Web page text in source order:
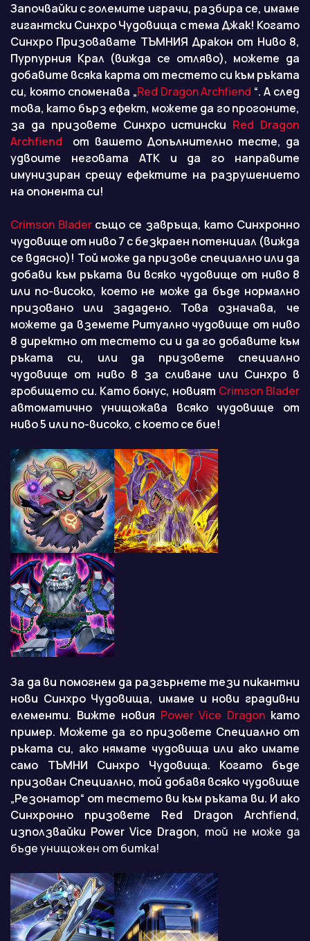
Започвайки с големите играчи, разбира се, имаме
гигантски Синхро Чудовища с тема Джак! Когато
Синхро Призовавате ТЪМНИЯ Дракон от Ниво 8,
Пурпурния Крал (вижда се отляво), можете да
добавите всяка карта от тестето си към ръката
си, която споменава „Red Dragon Archfiend “. А след
това, като бърз ефект, можете да го прогоните,
за да призовете Синхро истински Red Dragon
Archfiend
от вашето Допълнително тесте, да
удвоите неговата ATK и да го направите
имунизиран срещу ефектите на разрушението
на опонента си!
Crimson Bladerсъщо се завръща, като Синхронно
чудовище от ниво 7 с безкраен потенциал (вижда
се вдясно)! Той може да призове специално или да
добави към ръката ви всяко чудовище от ниво 8
или по-високо, което не може да бъде нормално
призовано или зададено. Това означава, че
можете да вземете Ритуално чудовище от ниво
8 директно от тестето си и да го добавите към
ръката си, или да призовете специално
чудовище от ниво 8 за сливане или Синхро в
гробището си. Като бонус, новият Crimson Blader
автоматично унищожава всяко чудовище от
ниво 5 или по-високо, с което се бие!
За да ви помогнем да разгърнете тези пикантни
нови Синхро Чудовища, имаме и нови градивни
елементи. Вижте новия Power Vice Dragon като
пример. Можете да го призовете Специално от
ръката си, ако нямате чудовища или ако имате
само ТЪМНИ Синхро Чудовища. Когато бъде
призован Специално, той добавя всяко чудовище
„Резонатор“ от тестето ви към ръката ви. И ако
Синхронно призовете Red Dragon Archfiend,
използвайки Power Vice Dragon, той не може да
бъде унищожен от битка!